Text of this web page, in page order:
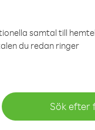
samtal till
du redan ringer
Sök efter